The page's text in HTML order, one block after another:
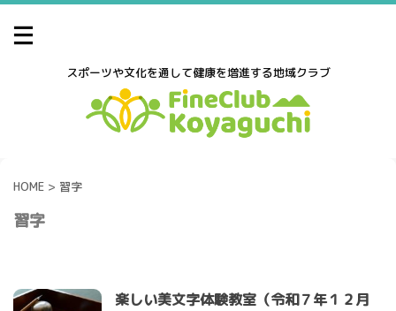
スポーツや文化を通して健康を増進する地域クラブ
HOME > 習字
習字
楽しい美文字体験教室（令和７年１２月